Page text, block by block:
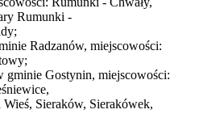
Rumunki -
Radzanów, miejscowości:
Gostynin, miejscowości:
Sieraków, Sierakówek,